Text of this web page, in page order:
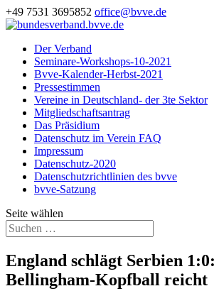
+49 7531 3695852 office@bvve.de
Der Verband
Seminare-Workshops-10-2021
Bvve-Kalender-Herbst-2021
Pressestimmen
Vereine in Deutschland- der 3te Sektor
Mitgliedschaftsantrag
Das Präsidium
Datenschutz im Verein FAQ
Impressum
Datenschutz-2020
Datenschutzrichtlinien des bvve
bvve-Satzung
Seite wählen
England schlägt Serbien
Bellingham-Kopfball reicht